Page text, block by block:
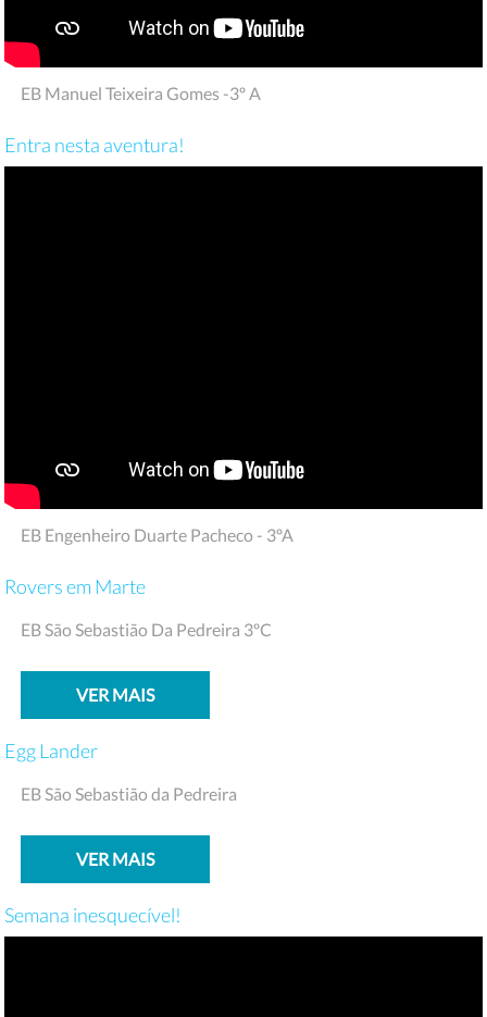
EB Manuel Teixeira Gomes -3º A
Entra nesta aventura!
EB Engenheiro Duarte Pacheco - 3ºA
Rovers em Marte
EB São Sebastião Da Pedreira 3ºC
VER MAIS
Egg Lander
EB São Sebastião da Pedreira
VER MAIS
Semana inesquecível!